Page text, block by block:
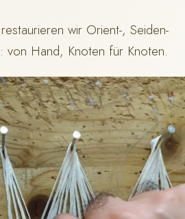
wir Orient-, Seiden-
von Hand, Knoten für Knoten.